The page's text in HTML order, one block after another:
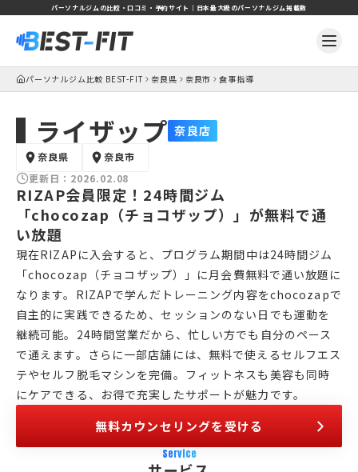
パーソナルジムの比較・口コミ・予約サイト｜日本最大級のパーソナルジム掲載数
パーソナルジム比較 BEST-FIT 奈良県 奈良市 食事指導
ライザップ 奈良店
奈良県
奈良市
更新日： 2026.02.08
RIZAP会員限定！24時間ジム
「chocozap（チョコザップ）」が無料で通
い放題
現在RIZAPに入会すると、プログラム期間中は24時間ジム
「chocozap（チョコザップ）」に月会費無料で通い放題に
なります。RIZAPで学んだトレーニング内容をchocozapで
自主的に実践できるため、セッションのない日でも運動を
継続可能。24時間営業だから、忙しい方でも自分のペース
で通えます。さらに一部店舗には、無料で使えるセルフエス
テやセルフ脱毛マシンを完備。フィットネスも美容も同時
にケアできる、お得で充実したサポートが魅力です。
無料カウンセリングを受ける
Service